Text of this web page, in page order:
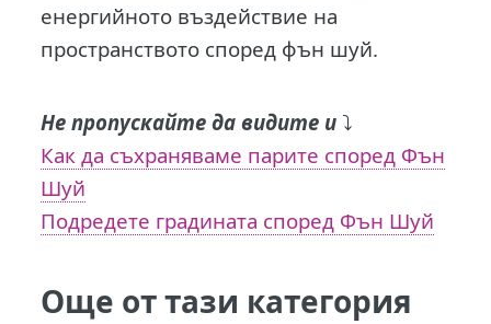
енергийното въздействие на
пространството според фън шуй.
Не пропускайте да видите и ⤵️
Как да съхраняваме парите според Фън
Шуй
Подредете градината според Фън Шуй
Още от тази категория